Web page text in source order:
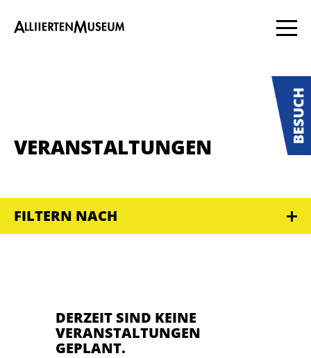
VERANSTALTUNGEN
FILTERN NACH
DERZEIT SIND KEINE
VERANSTALTUNGEN
GEPLANT.